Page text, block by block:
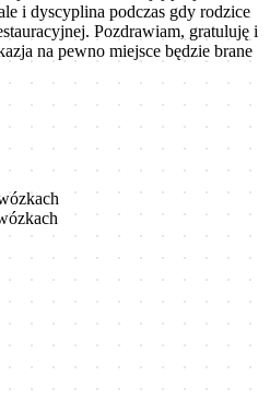
i dyscyplina podczas gdy rodzice
Pozdrawiam, gratuluję i
na pewno miejsce będzie brane